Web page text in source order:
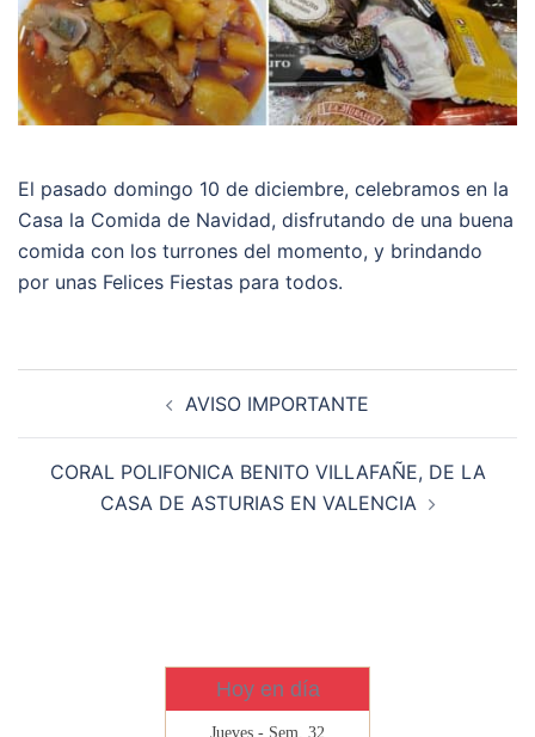
El pasado domingo 10 de diciembre, celebramos en la
Casa la Comida de Navidad, disfrutando de una buena
comida con los turrones del momento, y brindando
por unas Felices Fiestas para todos.
AVISO IMPORTANTE
CORAL POLIFONICA BENITO VILLAFAÑE, DE LA
CASA DE ASTURIAS EN VALENCIA
Hoy en día
Jueves - Sem. 32